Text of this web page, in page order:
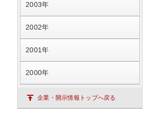
2003年
2002年
2001年
2000年
企業・開示情報トップへ戻る